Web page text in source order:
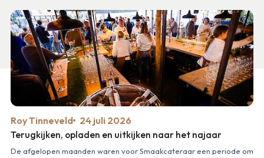
Roy Tinneveld 24 juli 2026
Terugkijken, opladen en uitkijken naar het najaar
De afgelopen maanden waren voor Smaakcateraar een periode om